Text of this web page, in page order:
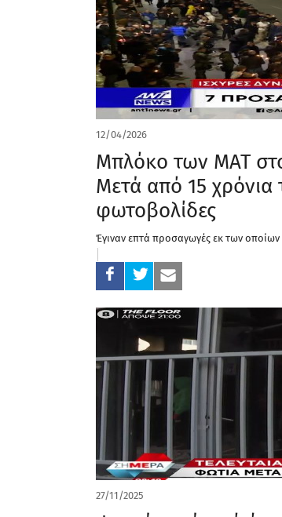
12/04/2026
Μπλόκο των ΜΑΤ
Μετά από 15
φωτοβολίδες
Έγιναν επτά προσαγωγές εκ των
27/11/2025